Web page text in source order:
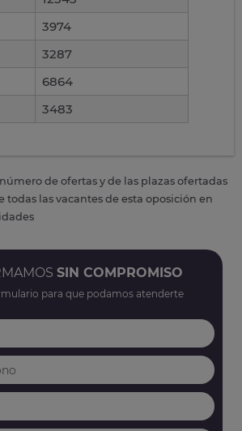
3974
3287
6864
3483
de ofertas y de las plazas ofertadas
todas las vacantes de esta oposición en
SIN COMPROMISO
para que podamos atenderte